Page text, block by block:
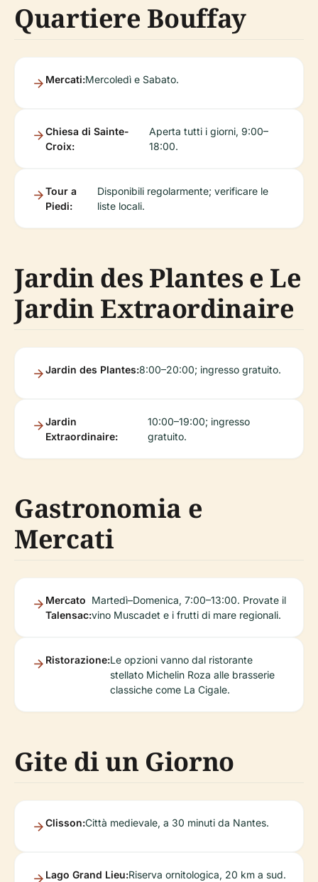
Quartiere Bouffay
Mercati:Mercoledì e Sabato.
Chiesa di Sainte-
Croix:
Aperta tutti i giorni, 9:00–
18:00.
Tour a
Piedi:
Disponibili regolarmente; verificare le
liste locali.
Jardin des Plantes e Le
Jardin Extraordinaire
Jardin des Plantes:8:00–20:00; ingresso gratuito.
Jardin
Extraordinaire:
10:00–19:00; ingresso
gratuito.
Gastronomia e
Mercati
Mercato
Talensac:
Martedì–Domenica, 7:00–13:00. Provate il
vino Muscadet e i frutti di mare regionali.
Ristorazione:Le opzioni vanno dal ristorante
stellato Michelin Roza alle brasserie
classiche come La Cigale.
Gite di un Giorno
Clisson:Città medievale, a 30 minuti da Nantes.
Lago Grand Lieu:Riserva ornitologica, 20 km a sud.